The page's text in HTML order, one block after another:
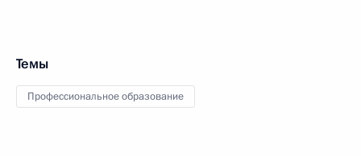
Темы
Профессиональное образование